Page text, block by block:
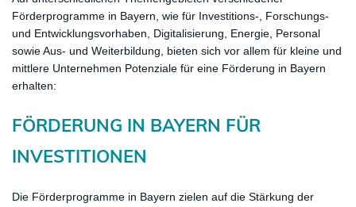
Förderprogramme in Bayern, wie für Investitions-, Forschungs-
und Entwicklungsvorhaben, Digitalisierung, Energie, Personal
sowie Aus- und Weiterbildung, bieten sich vor allem für kleine und
mittlere Unternehmen Potenziale für eine Förderung in Bayern
erhalten:
FÖRDERUNG IN BAYERN FÜR
INVESTITIONEN
Die Förderprogramme in Bayern zielen auf die Stärkung der